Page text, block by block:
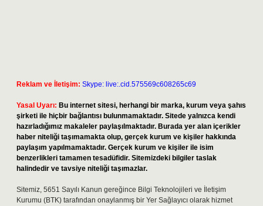
Reklam ve İletişim: Skype: live:.cid.575569c608265c69
Yasal Uyarı: Bu internet sitesi, herhangi bir marka, kurum veya şahıs
şirketi ile hiçbir bağlantısı bulunmamaktadır. Sitede yalnızca kendi
hazırladığımız makaleler paylaşılmaktadır. Burada yer alan içerikler
haber niteliği taşımamakta olup, gerçek kurum ve kişiler hakkında
paylaşım yapılmamaktadır. Gerçek kurum ve kişiler ile isim
benzerlikleri tamamen tesadüfidir. Sitemizdeki bilgiler taslak
halindedir ve tavsiye niteliği taşımazlar.
Sitemiz, 5651 Sayılı Kanun gereğince Bilgi Teknolojileri ve İletişim
Kurumu (BTK) tarafından onaylanmış bir Yer Sağlayıcı olarak hizmet